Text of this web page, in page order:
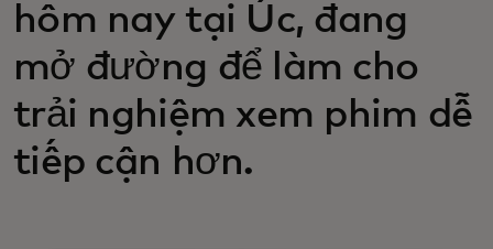
hôm nay tại Úc, đang
mở đường để làm cho
trải nghiệm xem phim dễ
tiếp cận hơn.